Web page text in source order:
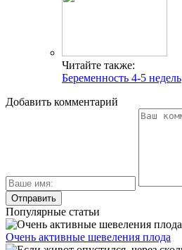
Читайте также:
Беременность 4-5 недель
Добавить комментарий
Популярные статьи
Очень активные шевеления плода